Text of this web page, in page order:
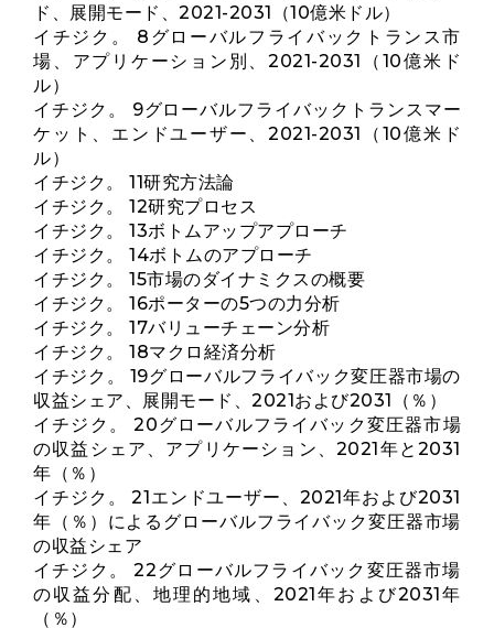
ド、展開モード、2021-2031（10億米ドル）
イチジク。 8グローバルフライバックトランス市
場、アプリケーション別、2021-2031（10億米ド
ル）
イチジク。 9グローバルフライバックトランスマー
ケット、エンドユーザー、2021-2031（10億米ド
ル）
イチジク。 11研究方法論
イチジク。 12研究プロセス
イチジク。 13ボトムアップアプローチ
イチジク。 14ボトムのアプローチ
イチジク。 15市場のダイナミクスの概要
イチジク。 16ポーターの5つの力分析
イチジク。 17バリューチェーン分析
イチジク。 18マクロ経済分析
イチジク。 19グローバルフライバック変圧器市場の
収益シェア、展開モード、2021および2031（％）
イチジク。 20グローバルフライバック変圧器市場
の収益シェア、アプリケーション、2021年と2031
年（％）
イチジク。 21エンドユーザー、2021年および2031
年（％）によるグローバルフライバック変圧器市場
の収益シェア
イチジク。 22グローバルフライバック変圧器市場
の収益分配、地理的地域、2021年および2031年
（％）